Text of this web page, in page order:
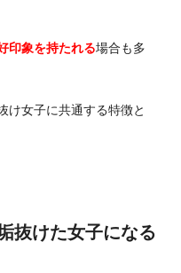
印象を持たれる場合も多
け女子に共通する特徴と
抜けた女子になる